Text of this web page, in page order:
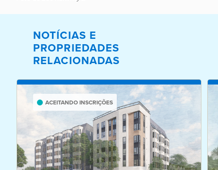
NOTÍCIAS E
PROPRIEDADES
RELACIONADAS
ACEITANDO INSCRIÇÕES